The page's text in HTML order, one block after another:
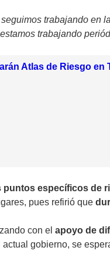
trabajando
trabajando
Atlas de Riesgo en
específicos de
pues refirió que
con el apoyo de
gobierno, se